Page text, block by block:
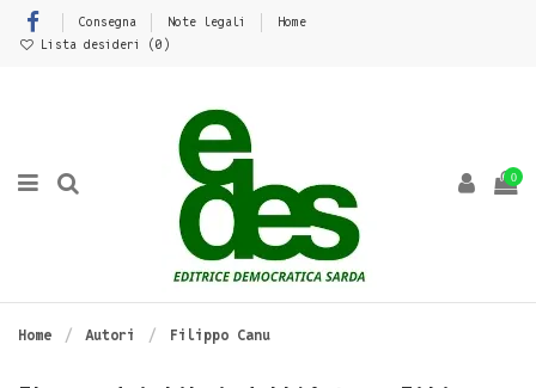
Consegna Note legali
Home
Lista desideri (0 )
0
Home Autori Filippo Canu